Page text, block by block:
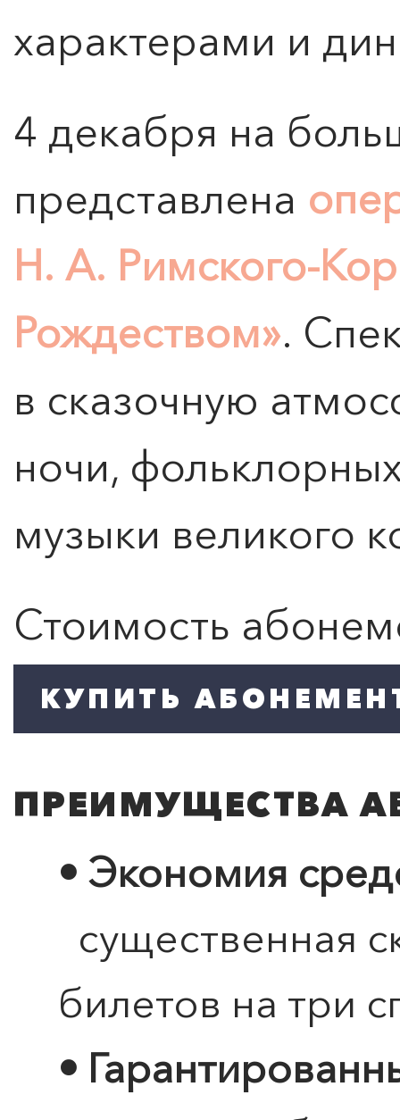
характерами и
4 декабря на
представлена
Н. А.
Рождеством».
в сказочную
ночи,
музыки великого
Стоимость
ПРЕИМУЩЕСТВА
• Экономия
существенная
билетов на три
•